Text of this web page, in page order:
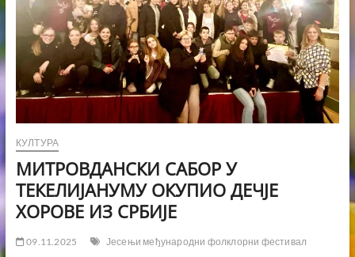
КУЛТУРА
МИТРОВДАНСКИ САБОР У
ТЕКЕЛИЈАНУМУ ОКУПИО ДЕЧЈЕ
ХОРОВЕ ИЗ СРБИЈЕ
09.11.2025 Јесењи међународни фолклорни фестивал